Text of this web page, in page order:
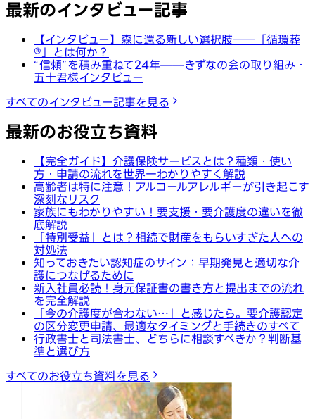
最新のインタビュー記事
【インタビュー】森に還る新しい選択肢──「循環葬
®︎」とは何か？
“信頼”を積み重ねて24年——きずなの会の取り組み・
五十君様インタビュー
すべてのインタビュー記事を見る
最新のお役立ち資料
【完全ガイド】介護保険サービスとは？種類・使い
方・申請の流れを世界一わかりやすく解説
高齢者は特に注意！アルコールアレルギーが引き起こす
深刻なリスク
家族にもわかりやすい！要支援・要介護度の違いを徹
底解説
「特別受益」とは？相続で財産をもらいすぎた人への
対処法
知っておきたい認知症のサイン：早期発見と適切な介
護につなげるために
新入社員必読！身元保証書の書き方と提出までの流れ
を完全解説
「今の介護度が合わない…」と感じたら。要介護認定
の区分変更申請、最適なタイミングと手続きのすべて
行政書士と司法書士、どちらに相談すべきか？判断基
準と選び方
すべてのお役立ち資料を見る